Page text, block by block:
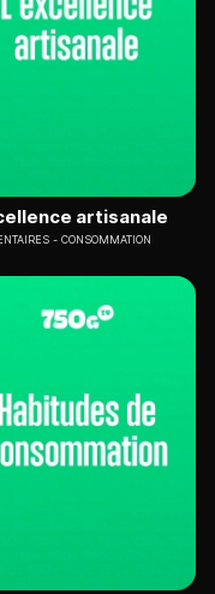
artisanale
CONSOMMATION